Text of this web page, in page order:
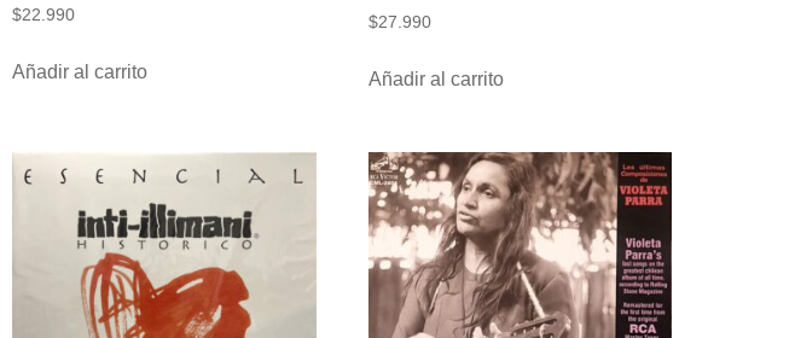
$22.990
Añadir al carrito
$27.990
Añadir al carrito